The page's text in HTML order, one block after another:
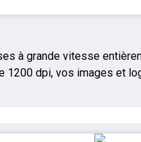
à grande vitesse
1200 dpi, vos images et